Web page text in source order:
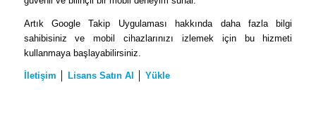
Artık Google Takip Uygulaması hakkında daha fazla bilgi
sahibisiniz ve mobil cihazlarınızı izlemek için bu hizmeti
kullanmaya başlayabilirsiniz.
İletişim Lisans Satın Al Yükle